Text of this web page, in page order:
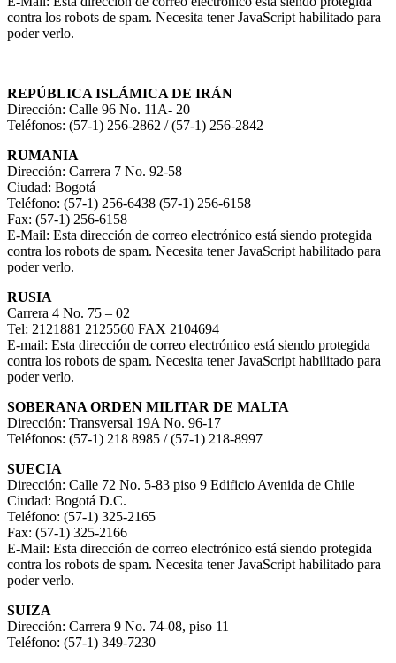
contra los robots de spam. Necesita tener JavaScript habilitado para
poder verlo.
REPÚBLICA ISLÁMICA DE IRÁN
Dirección: Calle 96 No. 11A- 20
Teléfonos: (57-1) 256-2862 / (57-1) 256-2842
RUMANIA
Dirección: Carrera 7 No. 92-58
Ciudad: Bogotá
Teléfono: (57-1) 256-6438 (57-1) 256-6158
Fax: (57-1) 256-6158
E-Mail: Esta dirección de correo electrónico está siendo protegida
contra los robots de spam. Necesita tener JavaScript habilitado para
poder verlo.
RUSIA
Carrera 4 No. 75 – 02
Tel: 2121881 2125560 FAX 2104694
E-mail: Esta dirección de correo electrónico está siendo protegida
contra los robots de spam. Necesita tener JavaScript habilitado para
poder verlo.
SOBERANA ORDEN MILITAR DE MALTA
Dirección: Transversal 19A No. 96-17
Teléfonos: (57-1) 218 8985 / (57-1) 218-8997
SUECIA
Dirección: Calle 72 No. 5-83 piso 9 Edificio Avenida de Chile
Ciudad: Bogotá D.C.
Teléfono: (57-1) 325-2165
Fax: (57-1) 325-2166
E-Mail: Esta dirección de correo electrónico está siendo protegida
contra los robots de spam. Necesita tener JavaScript habilitado para
poder verlo.
SUIZA
Dirección: Carrera 9 No. 74-08, piso 11
Teléfono: (57-1) 349-7230